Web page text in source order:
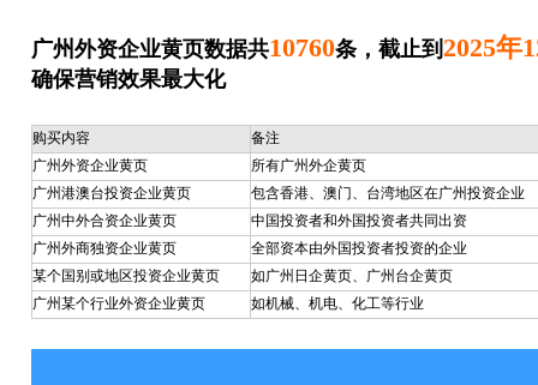
广州外资企业黄页数据共10760条，截止到 2025年
确保营销效果最大化
购买内容
备注
广州外资企业黄页
所有广州外企黄页
广州港澳台投资企业黄页
包含香港、澳门、台湾地区在广州投资企业
广州中外合资企业黄页
中国投资者和外国投资者共同出资
广州外商独资企业黄页
全部资本由外国投资者投资的企业
某个国别或地区投资企业黄页
如广州日企黄页、广州台企黄页
广州某个行业外资企业黄页
如机械、机电、化工等行业